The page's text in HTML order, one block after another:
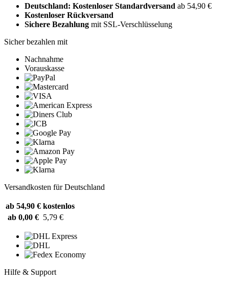
Deutschland: Kostenloser Standardversand ab 54,90 €
Kostenloser Rückversand
Sichere Bezahlung mit SSL-Verschlüsselung
Sicher bezahlen mit
Nachnahme
Vorauskasse
Versandkosten für Deutschland
ab 54,90 € kostenlos
ab 0,00 € 5,79 €
Hilfe & Support